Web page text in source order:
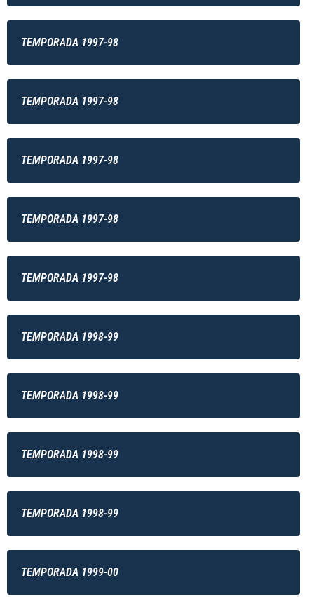
TEMPORADA 1997-98
TEMPORADA 1997-98
TEMPORADA 1997-98
TEMPORADA 1997-98
TEMPORADA 1997-98
TEMPORADA 1998-99
TEMPORADA 1998-99
TEMPORADA 1998-99
TEMPORADA 1998-99
TEMPORADA 1999-00